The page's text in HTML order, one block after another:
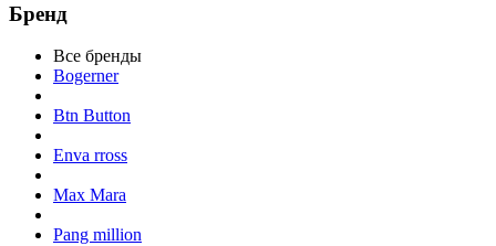
Бренд
Все бренды
Bogerner
Btn Button
Enva rross
Max Mara
Pang million